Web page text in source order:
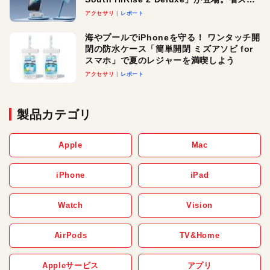
ースでおしゃれに充電したい人にオスス
アクセサリ レポート
海やプールでiPhoneを守る！ ワンタッチ開
閉の防水ケース「簡単開閉 ミズアソビ for
スマホ」で夏のレジャーを満喫しよう
アクセサリ レポート
製品カテゴリ
Apple Mac
iPhone iPad
Watch Vision
AirPods TV&Home
Appleサービス アプリ